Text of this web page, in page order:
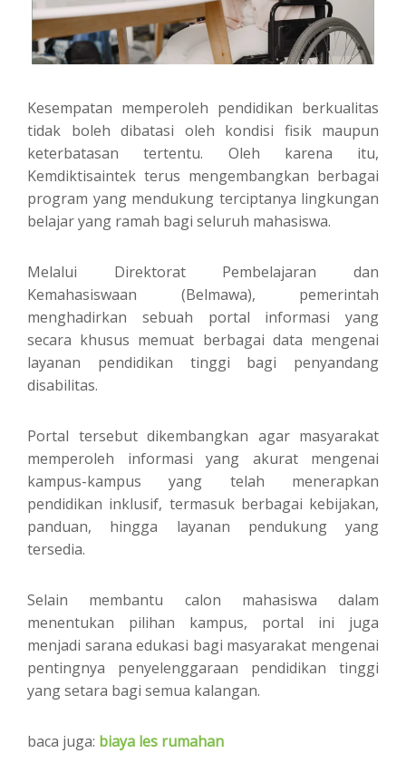
Kesempatan memperoleh pendidikan berkualitas
tidak boleh dibatasi oleh kondisi fisik maupun
keterbatasan tertentu. Oleh karena itu,
Kemdiktisaintek terus mengembangkan berbagai
program yang mendukung terciptanya lingkungan
belajar yang ramah bagi seluruh mahasiswa.
Melalui Direktorat Pembelajaran dan
Kemahasiswaan (Belmawa), pemerintah
menghadirkan sebuah portal informasi yang
secara khusus memuat berbagai data mengenai
layanan pendidikan tinggi bagi penyandang
disabilitas.
Portal tersebut dikembangkan agar masyarakat
memperoleh informasi yang akurat mengenai
kampus-kampus yang telah menerapkan
pendidikan inklusif, termasuk berbagai kebijakan,
panduan, hingga layanan pendukung yang
tersedia.
Selain membantu calon mahasiswa dalam
menentukan pilihan kampus, portal ini juga
menjadi sarana edukasi bagi masyarakat mengenai
pentingnya penyelenggaraan pendidikan tinggi
yang setara bagi semua kalangan.
baca juga: biaya les rumahan